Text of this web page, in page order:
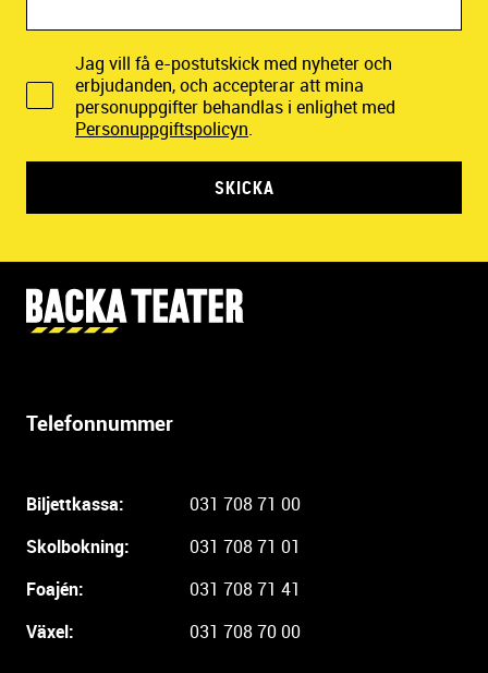
Jag vill få e-postutskick med nyheter och
erbjudanden, och accepterar att mina
personuppgifter behandlas i enlighet med
Personuppgiftspolicyn.
SKICKA
Telefonnummer
Biljettkassa:
031 708 71 00
Skolbokning:
031 708 71 01
Foajén:
031 708 71 41
Växel:
031 708 70 00